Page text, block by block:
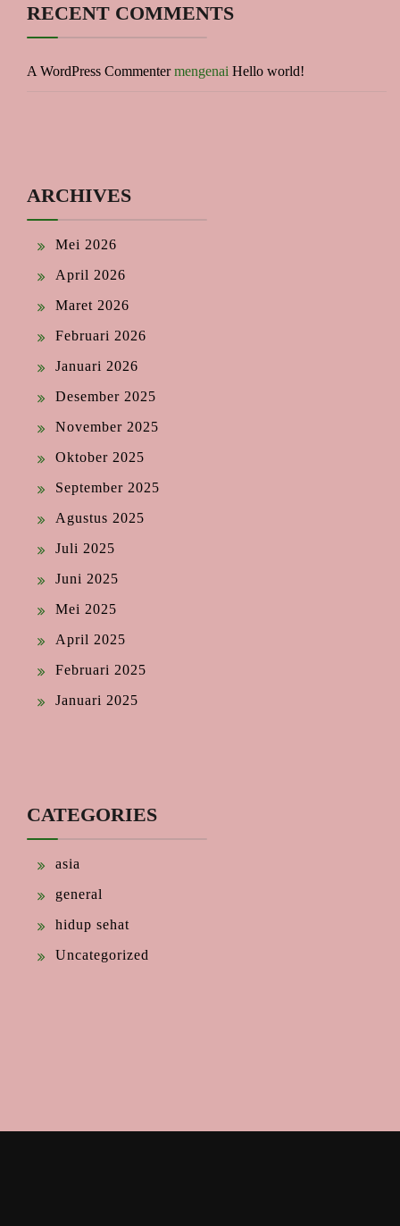
RECENT COMMENTS
A WordPress Commentermengenai Hello world!
ARCHIVES
Mei 2026
April 2026
Maret 2026
Februari 2026
Januari 2026
Desember 2025
November 2025
Oktober 2025
September 2025
Agustus 2025
Juli 2025
Juni 2025
Mei 2025
April 2025
Februari 2025
Januari 2025
CATEGORIES
asia
general
hidup sehat
Uncategorized